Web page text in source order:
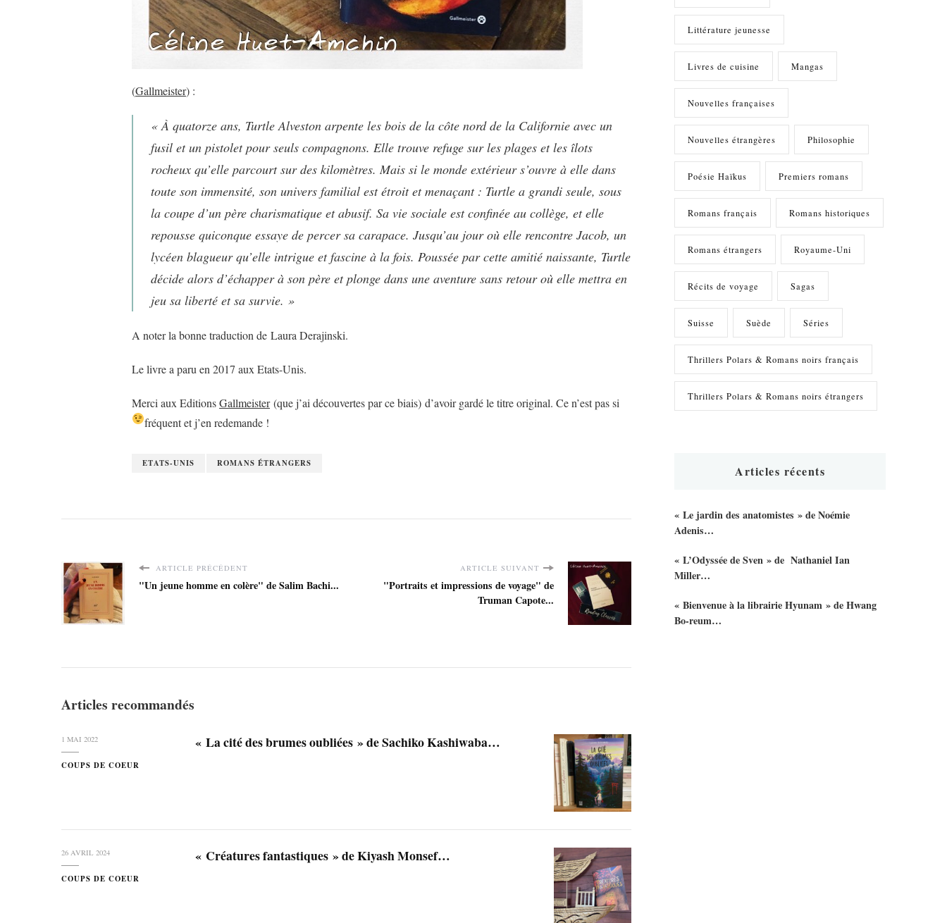
(Gallmeister) :
« À quatorze ans, Turtle Alveston arpente les bois de la côte nord de la Californie avec un
fusil et un pistolet pour seuls compagnons. Elle trouve refuge sur les plages et les îlots
rocheux qu’elle parcourt sur des kilomètres. Mais si le monde extérieur s’ouvre à elle dans
toute son immensité, son univers familial est étroit et menaçant : Turtle a grandi seule, sous
la coupe d’un père charismatique et abusif. Sa vie sociale est confinée au collège, et elle
repousse quiconque essaye de percer sa carapace. Jusqu’au jour où elle rencontre Jacob, un
lycéen blagueur qu’elle intrigue et fascine à la fois. Poussée par cette amitié naissante, Turtle
décide alors d’échapper à son père et plonge dans une aventure sans retour où elle mettra en
jeu sa liberté et sa survie. »
A noter la bonne traduction de Laura Derajinski.
Le livre a paru en 2017 aux Etats-Unis.
Merci aux EditionsGallmeister(que j’ai découvertes par ce biais) d’avoir gardé le titre original. Ce n’est pas si
fréquent et j’en redemande !
ETATS-UNIS ROMANS ÉTRANGERS
ARTICLE PRÉCÉDENT
"Un jeune homme en colère" de Salim Bachi...
ARTICLE SUIVANT
"Portraits et impressions de voyage" de
Truman Capote...
Articles recommandés
1 MAI 2022
COUPS DE COEUR
« La cité des brumes oubliées » de Sachiko Kashiwaba…
26 AVRIL 2024
COUPS DE COEUR
« Créatures fantastiques » de Kiyash Monsef…
Littérature jeunesse
Livres de cuisine Mangas
Nouvelles françaises
Nouvelles étrangères Philosophie
Poésie Haïkus Premiers romans
Romans français Romans historiques
Romans étrangers Royaume-Uni
Récits de voyage Sagas
Suisse Suède Séries
Thrillers Polars & Romans noirs français
Thrillers Polars & Romans noirs étrangers
Articles récents
« Le jardin des anatomistes » de Noémie
Adenis…
« L’Odyssée de Sven » de Nathaniel Ian
Miller…
« Bienvenue à la librairie Hyunam » de Hwang
Bo-reum…